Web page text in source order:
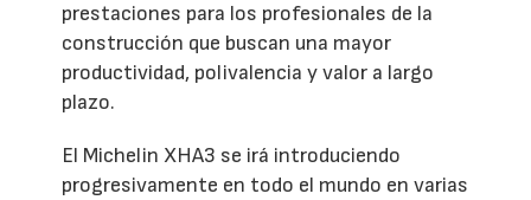
prestaciones para los profesionales de la
construcción que buscan una mayor
productividad, polivalencia y valor a largo
plazo.
El Michelin XHA3 se irá introduciendo
progresivamente en todo el mundo en varias